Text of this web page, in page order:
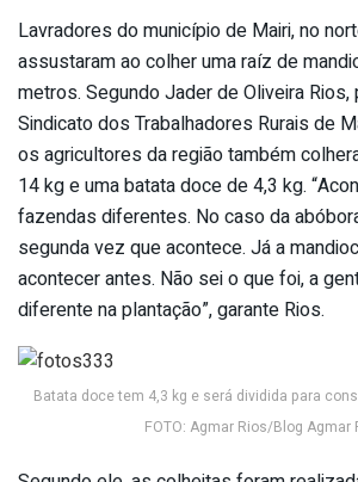
Lavradores do município de Mairi, no
assustaram ao colher uma raíz de
metros. Segundo Jader de Oliveira
Sindicato dos Trabalhadores Rurais de
os agricultores da região também
14 kg e uma batata doce de 4,3 kg.
fazendas diferentes. No caso da
segunda vez que acontece. Já a
acontecer antes. Não sei o que foi, a
diferente na plantação”, garante Rios.
Batata doce tem 4,3 kg e será dividida para
FOTO: Agmar Rios/Blog Agmar